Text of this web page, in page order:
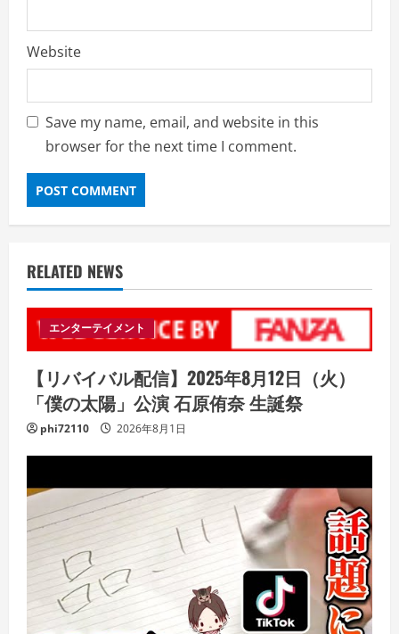
Website
Save my name, email, and website in this
browser for the next time I comment.
RELATED NEWS
エンターテイメント
【リバイバル配信】2025年8月12日（火）
「僕の太陽」公演 石原侑奈 生誕祭
phi72110 2026年8月1日